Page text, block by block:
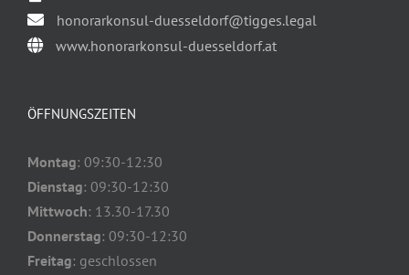
honorarkonsul-duesseldorf@tigges.legal
www.honorarkonsul-duesseldorf.at
ÖFFNUNGSZEITEN
Montag: 09:30-12:30
Dienstag: 09:30-12:30
Mittwoch: 13.30-17.30
Donnerstag: 09:30-12:30
Freitag: geschlossen